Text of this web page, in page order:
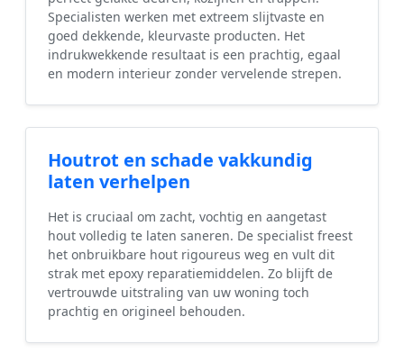
Specialisten werken met extreem slijtvaste en
goed dekkende, kleurvaste producten. Het
indrukwekkende resultaat is een prachtig, egaal
en modern interieur zonder vervelende strepen.
Houtrot en schade vakkundig
laten verhelpen
Het is cruciaal om zacht, vochtig en aangetast
hout volledig te laten saneren. De specialist freest
het onbruikbare hout rigoureus weg en vult dit
strak met epoxy reparatiemiddelen. Zo blijft de
vertrouwde uitstraling van uw woning toch
prachtig en origineel behouden.